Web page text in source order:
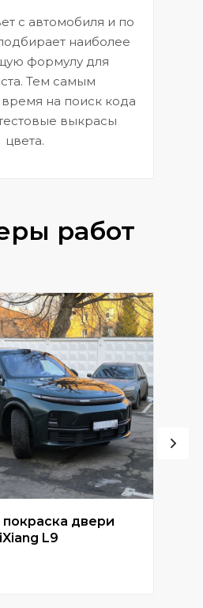
с автомобиля и по
наиболее
формулу для
Тем самым
на поиск кода
выкрасы
цвета.
работ
двери
L9